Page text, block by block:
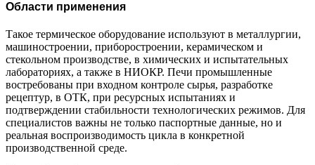
Области применения
Такое термическое оборудование используют в металлургии,
машиностроении, приборостроении, керамическом и
стекольном производстве, в химических и испытательных
лабораториях, а также в НИОКР. Печи промышленные
востребованы при входном контроле сырья, разработке
рецептур, в ОТК, при ресурсных испытаниях и
подтверждении стабильности технологических режимов. Для
специалистов важны не только паспортные данные, но и
реальная воспроизводимость цикла в конкретной
производственной среде.